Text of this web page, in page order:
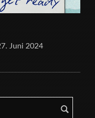
Juni 2024